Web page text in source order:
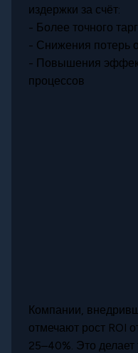
издержки за счёт:
- Более точного
- Снижения потерь
- Повышения
процессов
Компании,
отмечают рост ROI
25–40%. Это